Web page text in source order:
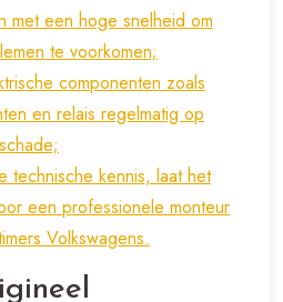
met een hoge snelheid om
te voorkomen;
componenten zoals
en relais regelmatig op
technische kennis, laat het
een professionele monteur
Volkswagens.